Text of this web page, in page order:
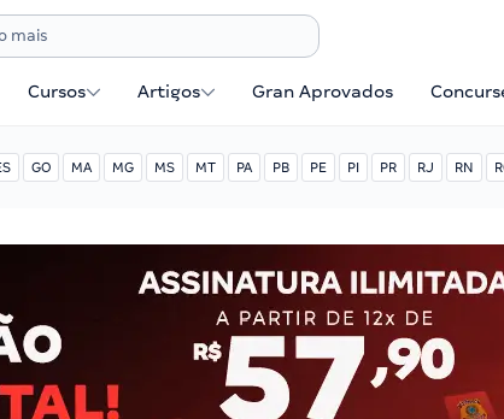
Cursos Artigos Gran Aprovados
GO MA MG MS MT PA PB PE PI PR RJ RN